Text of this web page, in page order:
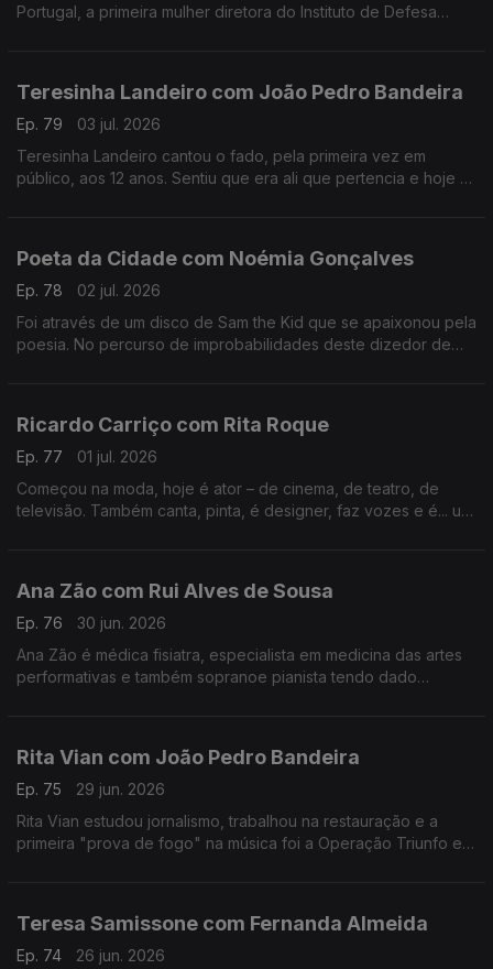
Portugal, a primeira mulher diretora do Instituto de Defesa
Teresinha Landeiro com João Pedro Bandeira
Ep. 79
03 jul. 2026
Teresinha Landeiro cantou o fado, pela primeira vez em
público, aos 12 anos. Sentiu que era ali que pertencia e hoje é
Poeta da Cidade com Noémia Gonçalves
Ep. 78
02 jul. 2026
Foi através de um disco de Sam the Kid que se apaixonou pela
poesia. No percurso de improbabilidades deste dizedor de
Ricardo Carriço com Rita Roque
Ep. 77
01 jul. 2026
Começou na moda, hoje é ator – de cinema, de teatro, de
televisão. Também canta, pinta, é designer, faz vozes e é... um
Ana Zão com Rui Alves de Sousa
Ep. 76
30 jun. 2026
Ana Zão é médica fisiatra, especialista em medicina das artes
performativas e também sopranoe pianista tendo dado
Rita Vian com João Pedro Bandeira
Ep. 75
29 jun. 2026
Rita Vian estudou jornalismo, trabalhou na restauração e a
primeira "prova de fogo" na música foi a Operação Triunfo em
Teresa Samissone com Fernanda Almeida
Ep. 74 26 jun. 2026